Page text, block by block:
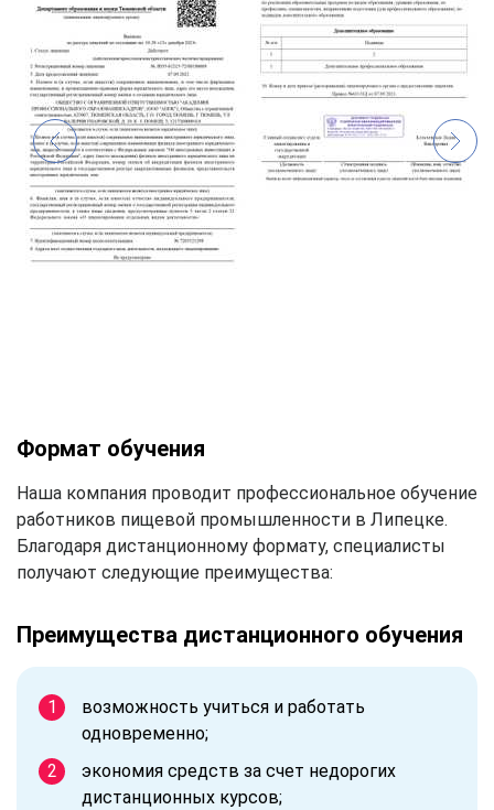
Формат обучения
Наша компания проводит профессиональное обучение
работников пищевой промышленности в Липецке.
Благодаря дистанционному формату, специалисты
получают следующие преимущества:
Преимущества дистанционного обучения
возможность учиться и работать
одновременно;
экономия средств за счет недорогих
дистанционных курсов;